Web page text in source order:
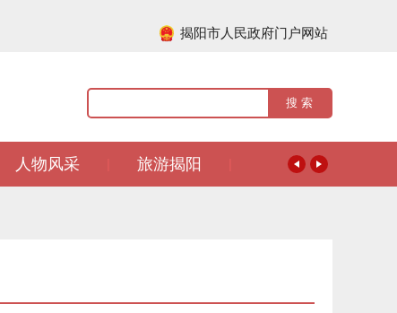
揭阳市人民政府门户网站
人物风采 旅游揭阳